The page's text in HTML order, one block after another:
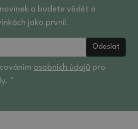
a budete vědět o
jako první!
Odeslat
osobních údajů pro
*